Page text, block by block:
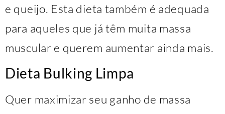
e queijo. Esta dieta também é adequada
para aqueles que já têm muita massa
muscular e querem aumentar ainda mais.
Dieta Bulking Limpa
Quer maximizar seu ganho de massa